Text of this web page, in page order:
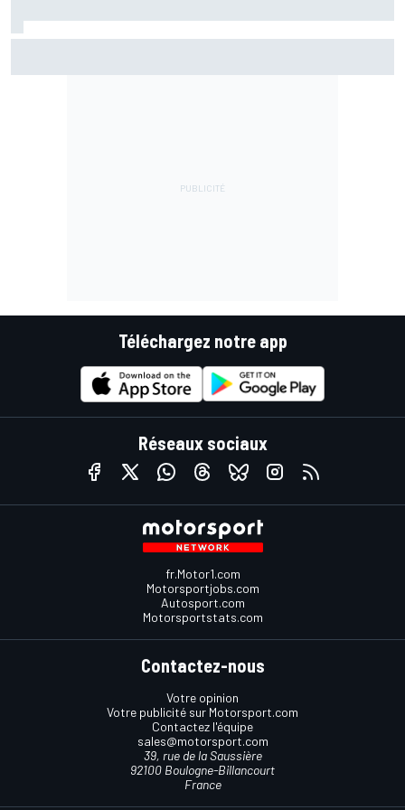
Téléchargez notre app
Réseaux sociaux
fr.Motor1.com
Motorsportjobs.com
Autosport.com
Motorsportstats.com
Contactez-nous
Votre opinion
Votre publicité sur Motorsport.com
Contactez l'équipe
sales@motorsport.com
39, rue de la Saussière
92100 Boulogne-Billancourt
France